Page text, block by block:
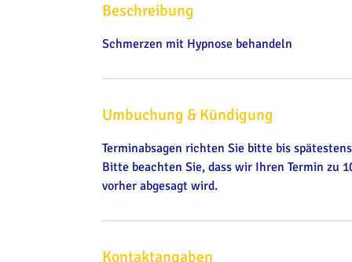
Beschreibung
Schmerzen mit Hypnose behandeln
Umbuchung & Kündigung
Terminabsagen richten Sie bitte bis
Bitte beachten Sie, dass wir Ihren Termin zu
vorher abgesagt wird.
Kontaktangaben